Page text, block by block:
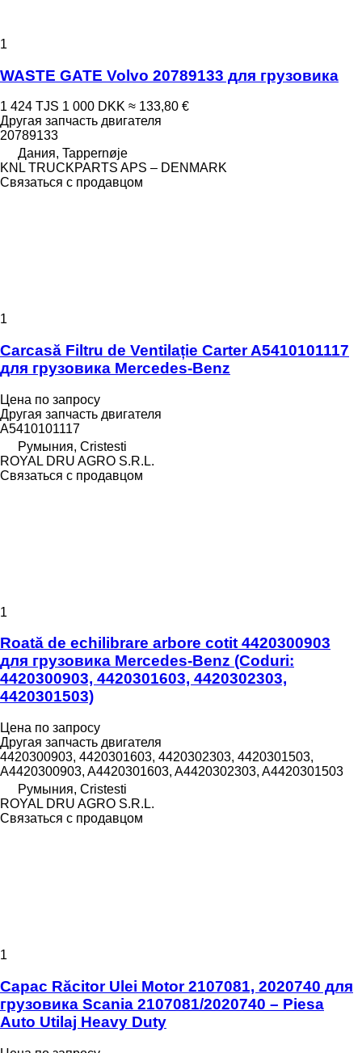
1
WASTE GATE Volvo 20789133 для грузовика
1 424 TJS 1 000 DKK ≈ 133,80 €
Другая запчасть двигателя
20789133
Дания, Tappernøje
KNL TRUCKPARTS APS – DENMARK
Связаться с продавцом
1
Carcasă Filtru de Ventilație Carter A5410101117
для грузовика Mercedes-Benz
Цена по запросу
Другая запчасть двигателя
A5410101117
Румыния, Cristesti
ROYAL DRU AGRO S.R.L.
Связаться с продавцом
1
Roată de echilibrare arbore cotit 4420300903
для грузовика Mercedes-Benz (Coduri:
4420300903, 4420301603, 4420302303,
4420301503)
Цена по запросу
Другая запчасть двигателя
4420300903, 4420301603, 4420302303, 4420301503,
A4420300903, A4420301603, A4420302303, A4420301503
Румыния, Cristesti
ROYAL DRU AGRO S.R.L.
Связаться с продавцом
1
Capac Răcitor Ulei Motor 2107081, 2020740 для
грузовика Scania 2107081/2020740 – Piesa
Auto Utilaj Heavy Duty